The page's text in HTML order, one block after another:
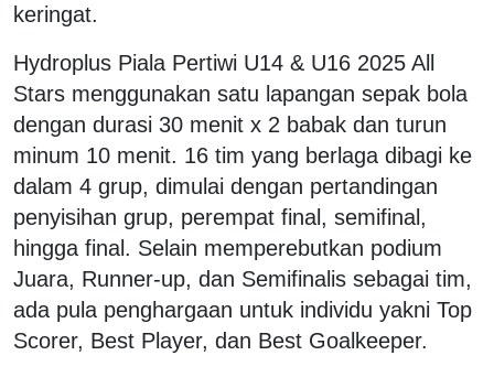
keringat.
Hydroplus Piala Pertiwi U14 & U16 2025 All
Stars menggunakan satu lapangan sepak bola
dengan durasi 30 menit x 2 babak dan turun
minum 10 menit. 16 tim yang berlaga dibagi ke
dalam 4 grup, dimulai dengan pertandingan
penyisihan grup, perempat final, semifinal,
hingga final. Selain memperebutkan podium
Juara, Runner-up, dan Semifinalis sebagai tim,
ada pula penghargaan untuk individu yakni Top
Scorer, Best Player, dan Best Goalkeeper.